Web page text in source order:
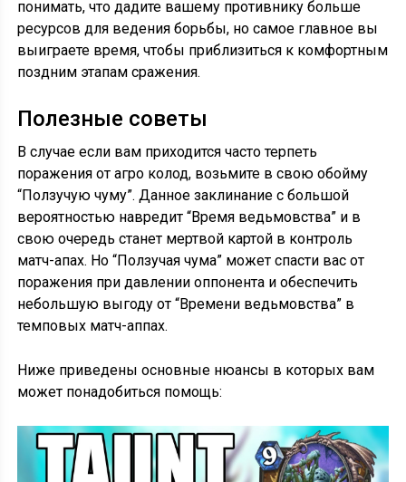
понимать, что дадите вашему противнику больше
ресурсов для ведения борьбы, но самое главное вы
выиграете время, чтобы приблизиться к комфортным
поздним этапам сражения.
Полезные советы
В случае если вам приходится часто терпеть
поражения от агро колод, возьмите в свою обойму
“Ползучую чуму”. Данное заклинание с большой
вероятностью навредит “Время ведьмовства” и в
свою очередь станет мертвой картой в контроль
матч-апах. Но “Ползучая чума” может спасти вас от
поражения при давлении оппонента и обеспечить
небольшую выгоду от “Времени ведьмовства” в
темповых матч-аппах.
Ниже приведены основные нюансы в которых вам
может понадобиться помощь: